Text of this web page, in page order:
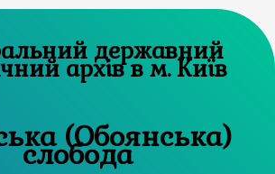
державний
архів в м. Київ
(Обоянська)
слобода